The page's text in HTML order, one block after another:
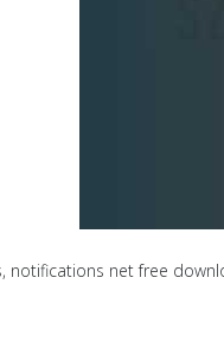
notifications net free